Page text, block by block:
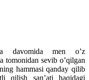
davomida men o’z
tomonidan sevib o’qilgan
hammasi qanday qilib
qilish san’ati haqidagi